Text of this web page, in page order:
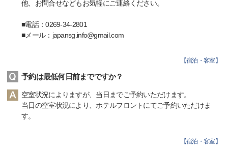
他、お問合せなどもお気軽にご連絡ください。
■電話：0269-34-2801
■メール：japansg.info@gmail.com
【宿泊・客室】
予約は最低何日前までですか？
空室状況によりますが、当日までご予約いただけます。
当日の空室状況により、ホテルフロントにてご予約いただけま
す。
【宿泊・客室】